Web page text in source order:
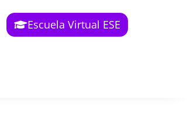
Escuela Virtual ESE